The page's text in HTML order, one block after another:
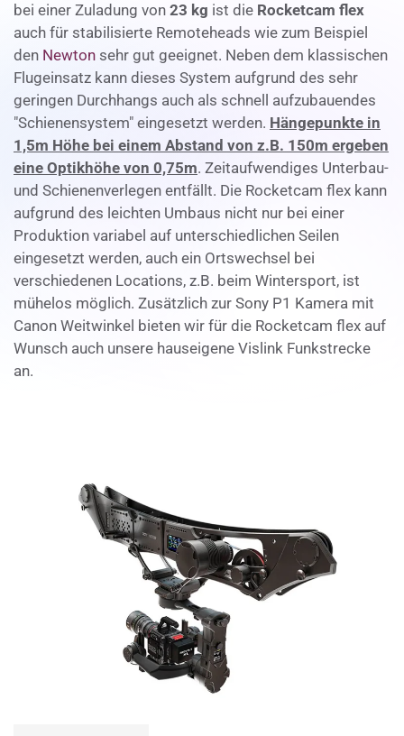
bei einer Zuladung von 23 kg ist die Rocketcam flex
auch für stabilisierte Remoteheads wie zum Beispiel
den Newton sehr gut geeignet. Neben dem klassischen
Flugeinsatz kann dieses System aufgrund des sehr
geringen Durchhangs auch als schnell aufzubauendes
"Schienensystem" eingesetzt werden. Hängepunkte in
1,5m Höhe bei einem Abstand von z.B. 150m ergeben
eine Optikhöhe von 0,75m. Zeitaufwendiges Unterbau-
und Schienenverlegen entfällt. Die Rocketcam flex kann
aufgrund des leichten Umbaus nicht nur bei einer
Produktion variabel auf unterschiedlichen Seilen
eingesetzt werden, auch ein Ortswechsel bei
verschiedenen Locations, z.B. beim Wintersport, ist
mühelos möglich. Zusätzlich zur Sony P1 Kamera mit
Canon Weitwinkel bieten wir für die Rocketcam flex auf
Wunsch auch unsere hauseigene Vislink Funkstrecke
an.